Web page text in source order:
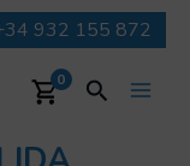
932 155 872
0 Cerca